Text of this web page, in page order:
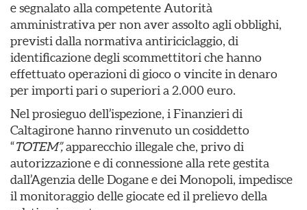
e segnalato alla competente Autorità
amministrativa per non aver assolto agli obblighi,
previsti dalla normativa antiriciclaggio, di
identificazione degli scommettitori che hanno
effettuato operazioni di gioco o vincite in denaro
per importi pari o superiori a 2.000 euro.
Nel prosieguo dell’ispezione, i Finanzieri di
Caltagirone hanno rinvenuto un cosiddetto
“TOTEM”,apparecchio illegale che, privo di
autorizzazione e di connessione alla rete gestita
dall’Agenzia delle Dogane e dei Monopoli, impedisce
il monitoraggio delle giocate ed il prelievo della